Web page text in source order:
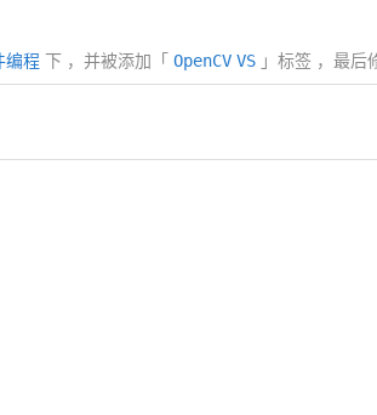
编程 下 ，并被添加「 OpenCV VS 」标签 ，最后